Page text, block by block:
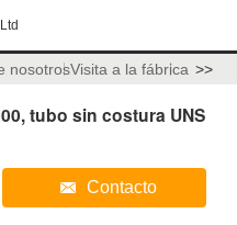
nosotrosVisita a la fábrica >>
tubo sin costura UNS
Contacto